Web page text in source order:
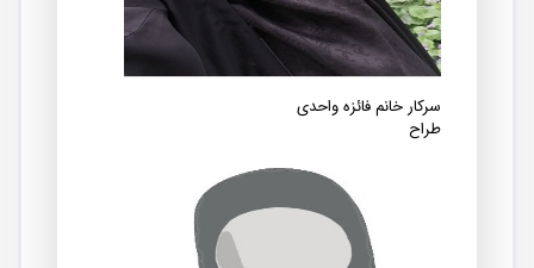
سرکار خانم فائزه واحدی
طراح